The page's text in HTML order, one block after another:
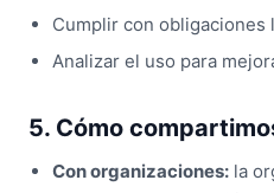
Cumplir con obligaciones
Analizar el uso para
5. Cómo
Con organizaciones: la